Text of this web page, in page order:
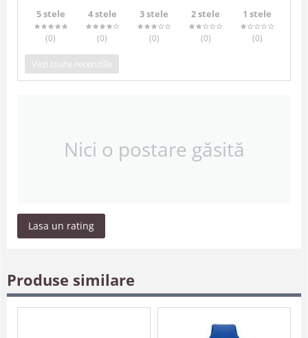
5 stele
(0)
4 stele
(0)
3 stele
(0)
2 stele
(0)
1 stele
(0)
Vezi toate recenziile
Nici o postare găsită
Lasa un rating
Produse similare